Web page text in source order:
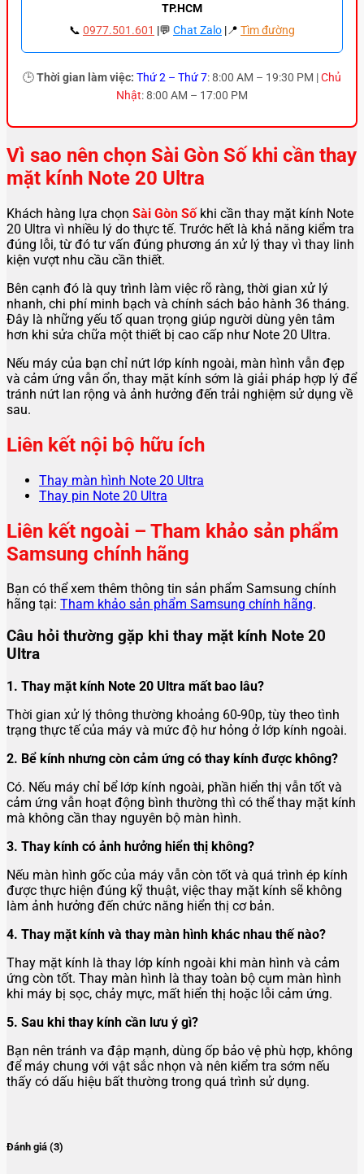
TP.HCM
📞 0977.501.601 |💬 Chat Zalo |📍 Tìm đường
🕒Thời gian làm việc: Thứ 2 – Thứ 7: 8:00 AM – 19:30 PM |Chủ
Nhật: 8:00 AM – 17:00 PM
Vì sao nên chọn Sài Gòn Số khi cần thay
mặt kính Note 20 Ultra
Khách hàng lựa chọn Sài Gòn Sốkhi cần thay mặt kính Note
20 Ultra vì nhiều lý do thực tế. Trước hết là khả năng kiểm tra
đúng lỗi, từ đó tư vấn đúng phương án xử lý thay vì thay linh
kiện vượt nhu cầu cần thiết.
Bên cạnh đó là quy trình làm việc rõ ràng, thời gian xử lý
nhanh, chi phí minh bạch và chính sách bảo hành 36 tháng.
Đây là những yếu tố quan trọng giúp người dùng yên tâm
hơn khi sửa chữa một thiết bị cao cấp như Note 20 Ultra.
Nếu máy của bạn chỉ nứt lớp kính ngoài, màn hình vẫn đẹp
và cảm ứng vẫn ổn, thay mặt kính sớm là giải pháp hợp lý để
tránh nứt lan rộng và ảnh hưởng đến trải nghiệm sử dụng về
sau.
Liên kết nội bộ hữu ích
Thay màn hình Note 20 Ultra
Thay pin Note 20 Ultra
Liên kết ngoài – Tham khảo sản phẩm
Samsung chính hãng
Bạn có thể xem thêm thông tin sản phẩm Samsung chính
hãng tại: Tham khảo sản phẩm Samsung chính hãng.
Câu hỏi thường gặp khi thay mặt kính Note 20
Ultra
1. Thay mặt kính Note 20 Ultra mất bao lâu?
Thời gian xử lý thông thường khoảng 60-90p, tùy theo tình
trạng thực tế của máy và mức độ hư hỏng ở lớp kính ngoài.
2. Bể kính nhưng còn cảm ứng có thay kính được không?
Có. Nếu máy chỉ bể lớp kính ngoài, phần hiển thị vẫn tốt và
cảm ứng vẫn hoạt động bình thường thì có thể thay mặt kính
mà không cần thay nguyên bộ màn hình.
3. Thay kính có ảnh hưởng hiển thị không?
Nếu màn hình gốc của máy vẫn còn tốt và quá trình ép kính
được thực hiện đúng kỹ thuật, việc thay mặt kính sẽ không
làm ảnh hưởng đến chức năng hiển thị cơ bản.
4. Thay mặt kính và thay màn hình khác nhau thế nào?
Thay mặt kính là thay lớp kính ngoài khi màn hình và cảm
ứng còn tốt. Thay màn hình là thay toàn bộ cụm màn hình
khi máy bị sọc, chảy mực, mất hiển thị hoặc lỗi cảm ứng.
5. Sau khi thay kính cần lưu ý gì?
Bạn nên tránh va đập mạnh, dùng ốp bảo vệ phù hợp, không
để máy chung với vật sắc nhọn và nên kiểm tra sớm nếu
thấy có dấu hiệu bất thường trong quá trình sử dụng.
Đánh giá (3)